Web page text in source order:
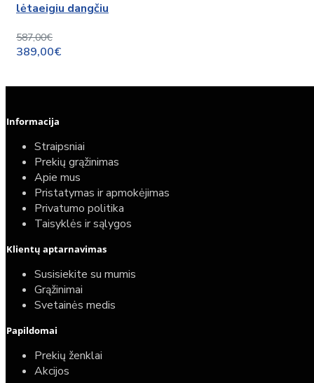
lėtaeigiu dangčiu
587,00€
389,00€
Informacija
Straipsniai
Prekių grąžinimas
Apie mus
Pristatymas ir apmokėjimas
Privatumo politika
Taisyklės ir sąlygos
Klientų aptarnavimas
Susisiekite su mumis
Grąžinimai
Svetainės medis
Papildomai
Prekių ženklai
Akcijos